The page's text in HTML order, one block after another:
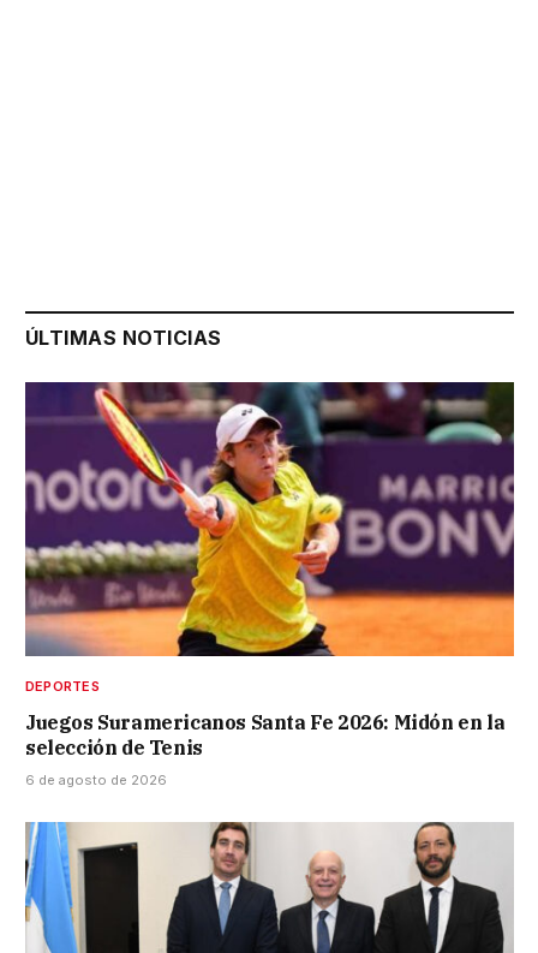
ÚLTIMAS NOTICIAS
DEPORTES
Juegos Suramericanos Santa Fe 2026: Midón en la
selección de Tenis
6 de agosto de 2026